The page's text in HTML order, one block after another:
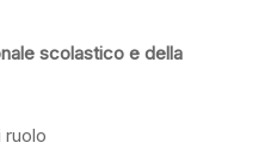
scolastico e della
ruolo